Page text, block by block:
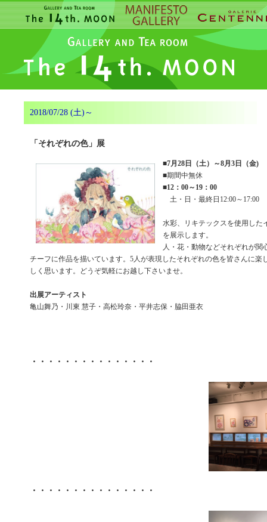
2018/07/28 (土)～
「それぞれの色」展
■7月28日（土）～8月3日（金)
■期間中無休
■12：00～19：00
土・日・最終日12:00～17:00
水彩、リキテックスを使用した
を展示します。
人・花・動物などそれぞれが関
チーフに作品を描いています。5人が表現したそれぞれの色を皆さんに楽
しく思います。どうぞ気軽にお越し下さいませ。
出展アーティスト
亀山舞乃・川東 慧子・高松玲奈・平井志保・脇田亜衣
・・・・・・・・・・・・・・・
・・・・・・・・・・・・・・・